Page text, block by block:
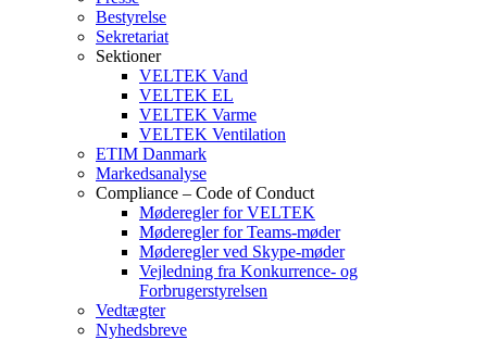
Bestyrelse
Sekretariat
Sektioner
VELTEK Vand
VELTEK EL
VELTEK Varme
VELTEK Ventilation
ETIM Danmark
Markedsanalyse
Compliance – Code of Conduct
Møderegler for VELTEK
Møderegler for Teams-møder
Møderegler ved Skype-møder
Vejledning fra Konkurrence- og
Forbrugerstyrelsen
Vedtægter
Nyhedsbreve